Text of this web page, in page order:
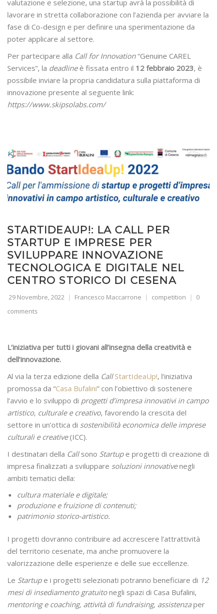
valutazione e selezione, una startup avrà la possibilità di
lavorare in stretta collaborazione con l’azienda per avviare la
fase di Co-design e per definire una sperimentazione da
poter applicare al settore.
Per partecipare alla Call for Innovation“Genuine CAREL
Services”, la deadlineè fissata entro il 12 febbraio 2023, è
possibile inviare la propria candidatura sulla piattaforma di
innovazione presente al seguente link:
https://www.skipsolabs.com/
STARTIDEAUP!: LA CALL PER
STARTUP E IMPRESE PER
SVILUPPARE INNOVAZIONE
TECNOLOGICA E DIGITALE NEL
CENTRO STORICO DI CESENA
29 Novembre, 2022 Francesco Maccarrone competition
0
comments
L’iniziativa per tutti i giovani all’insegna della creatività e
dell’innovazione.
Al via la terza edizione della CallStartIdeaUp!, l’iniziativa
promossa da “Casa Bufalini” con l’obiettivo di sostenere
l’avvio e lo sviluppo di progetti d’impresa innovativi in campo
artistico, culturale e creativo, favorendo la crescita del
settore in un’ottica di sostenibilità economica delle imprese
culturali e creative(ICC).
I destinatari della Callsono Startupe progetti di creazione di
impresa finalizzati a sviluppare soluzioni innovativenegli
ambiti tematici della:
cultura materiale e digitale;
produzione e fruizione di contenuti;
patrimonio storico-artistico.
I progetti dovranno contribuire ad accrescere l’attrattività
del territorio cesenate, ma anche promuovere la
valorizzazione delle esperienze e delle sue eccellenze.
Le Startupe i progetti selezionati potranno beneficiare di 12
mesi di insediamento gratuitonegli spazi di Casa Bufalini,
mentoring e coaching, attività di fundraising, assistenzaper